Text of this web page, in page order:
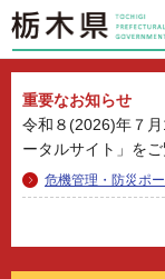
栃木県
重要なお知らせ
令和８(2026)年７
ータルサイト」をご
危機管理・防災ポ